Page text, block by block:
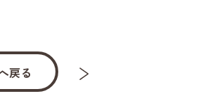
戻る